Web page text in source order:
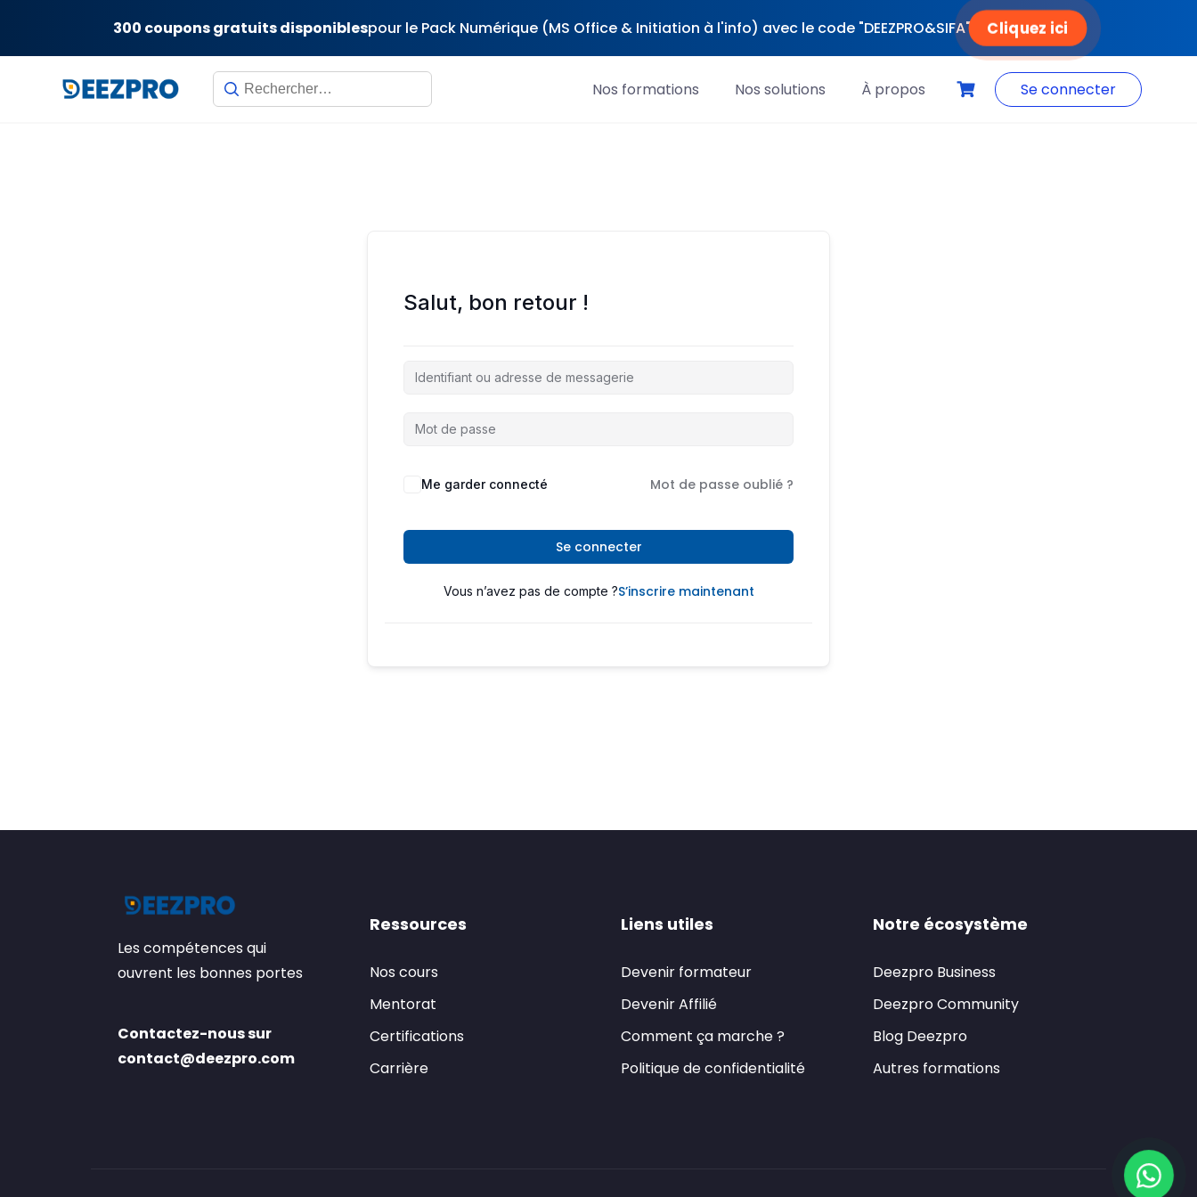
300 coupons gratuits disponiblespour le Pack Numérique (MS Office & Initiation à l'info) avec le code "DEEZPRO&SIFA" Cliquez ici
Nos formations Nos solutions À propos Se connecter
Salut, bon retour !
Me garder connecté Mot de passe oublié ?
Se connecter
Vous n’avez pas de compte ?S’inscrire maintenant
Les compétences qui
ouvrent les bonnes portes
Contactez-nous sur
contact@deezpro.com
Ressources
Nos cours
Mentorat
Certifications
Carrière
Liens utiles
Devenir formateur
Devenir Affilié
Comment ça marche ?
Politique de confidentialité
Notre écosystème
Deezpro Business
Deezpro Community
Blog Deezpro
Autres formations